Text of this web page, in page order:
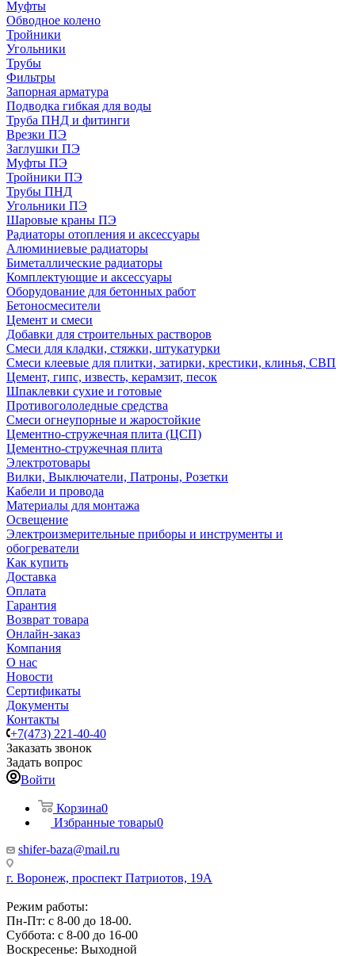
Муфты
Обводное колено
Тройники
Угольники
Трубы
Фильтры
Запорная арматура
Подводка гибкая для воды
Труба ПНД и фитинги
Врезки ПЭ
Заглушки ПЭ
Муфты ПЭ
Тройники ПЭ
Трубы ПНД
Угольники ПЭ
Шаровые краны ПЭ
Радиаторы отопления и аксессуары
Алюминиевые радиаторы
Биметаллические радиаторы
Комплектующие и аксессуары
Оборудование для бетонных работ
Бетоносмесители
Цемент и смеси
Добавки для строительных растворов
Смеси для кладки, стяжки, штукатурки
Смеси клеевые для плитки, затирки, крестики, клинья, СВП
Цемент, гипс, известь, керамзит, песок
Шпаклевки сухие и готовые
Противогололедные средства
Смеси огнеупорные и жаростойкие
Цементно-стружечная плита (ЦСП)
Цементно-стружечная плита
Электротовары
Вилки, Выключатели, Патроны, Розетки
Кабели и провода
Материалы для монтажа
Освещение
Электроизмерительные приборы и инструменты и
обогреватели
Как купить
Доставка
Оплата
Гарантия
Возврат товара
Онлайн-заказ
Компания
О нас
Новости
Сертификаты
Документы
Контакты
+7(473) 221-40-40
Заказать звонок
Задать вопрос
Войти
Корзина0
Избранные товары0
shifer-baza@mail.ru
г. Воронеж, проспект Патриотов, 19А
Режим работы:
Пн-Пт: с 8-00 до 18-00.
Суббота: с 8-00 до 16-00
Воскресенье: Выходной